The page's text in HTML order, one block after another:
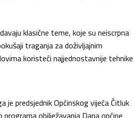
klasične teme, koje su neiscrpna
traganja za doživljajnim
koristeći najjednostavnije tehnike
je predsjednik Općinskog vijeća Čitluk